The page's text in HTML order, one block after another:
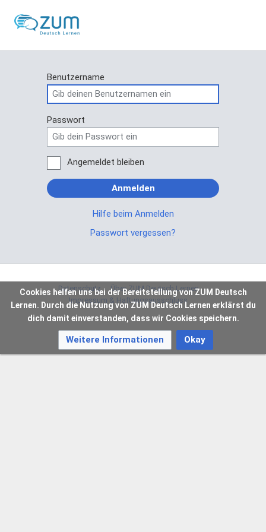
Benutzername
Passwort
Angemeldet bleiben
Anmelden
Hilfe beim Anmelden
Passwort vergessen?
Datenschutz
Über ZUM Deutsch Lernen
Impressum & Haftungsausschluss
Cookies helfen uns bei der Bereitstellung von ZUM Deutsch
Lernen. Durch die Nutzung von ZUM Deutsch Lernen erklärst du
dich damit einverstanden, dass wir Cookies speichern.
Weitere Informationen Okay